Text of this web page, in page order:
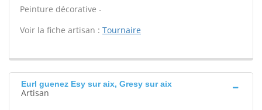
Peinture décorative -
Voir la fiche artisan : Tournaire
Eurl guenez Esy sur aix, Gresy sur aix
Artisan